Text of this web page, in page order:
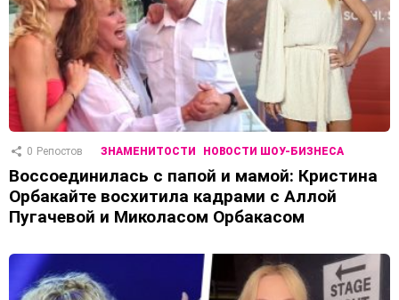
0 Репостов ЗНАМЕНИТОСТИ НОВОСТИ ШОУ-БИЗНЕСА
Воссоединилась с папой и мамой: Кристина
Орбакайте восхитила кадрами с Аллой
Пугачевой и Миколасом Орбакасом